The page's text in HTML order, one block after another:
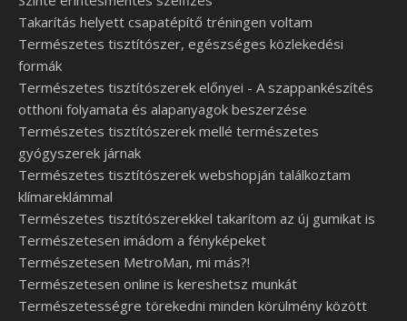
Takarítás helyett csapatépítő tréningen voltam
Természetes tisztítószer, egészséges közlekedési
formák
Természetes tisztítószerek előnyei - A szappankészítés
otthoni folyamata és alapanyagok beszerzése
Természetes tisztítószerek mellé természetes
gyógyszerek járnak
Természetes tisztítószerek webshopján találkoztam
klímareklámmal
Természetes tisztítószerekkel takarítom az új gumikat is
Természetesen imádom a fényképeket
Természetesen MetroMan, mi más?!
Természetesen online is kereshetsz munkát
Természetességre törekedni minden körülmény között